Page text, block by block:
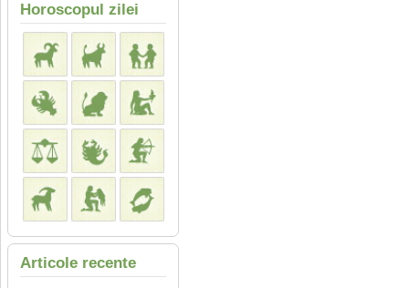
Horoscopul zilei
Articole recente